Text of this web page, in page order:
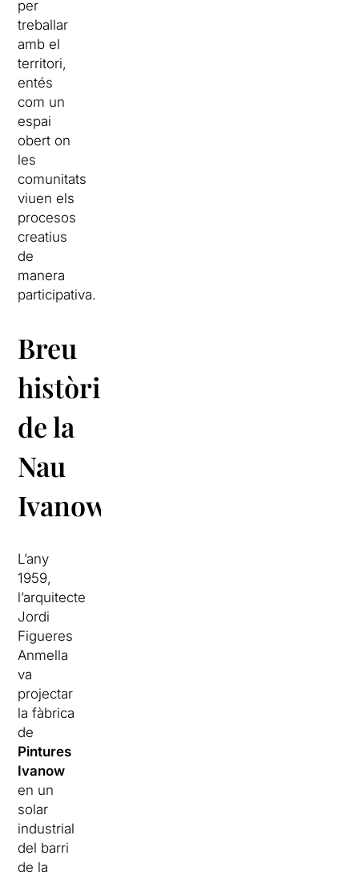
per
treballar
amb el
territori,
entés
com un
espai
obert on
les
comunitats
viuen els
procesos
creatius
de
manera
participativa.
Breu
història
de la
Nau
Ivanow
L’any
1959,
l’arquitecte
Jordi
Figueres
Anmella
va
projectar
la fàbrica
de
Pintures
Ivanow
en un
solar
industrial
del barri
de la